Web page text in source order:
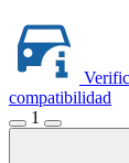
compatibilidad
1